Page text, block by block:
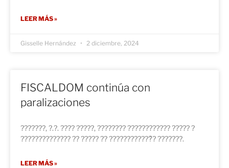
LEER MÁS »
Gisselle Hernández 2 diciembre, 2024
FISCALDOM continúa con
paralizaciones
???????, ?.?. ???? ?????, ???????? ???????????? ????? ?
?????????????? ?? ????? ?? ????????????́? ???????.
LEER MÁS »